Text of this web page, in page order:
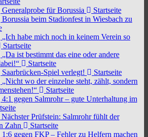
Generalprobe für Borussia
Startseite
Borussia beim Stadionfest in Wiesbach zu
„Ich habe mich noch in keinem Verein so
Startseite
„Da ist bestimmt das eine oder andere
Startseite
Saarbrücken-Spiel verlegt!
Startseite
„Nicht wo der einzelne steht, zählt, sondern
Startseite
4:1 gegen Salmrohr – gute Unterhaltung im
Nächster Prüfstein: Salmrohr fühlt der
Zahn
Startseite
1:6 gegen FKP – Fehler zu Helfern machen